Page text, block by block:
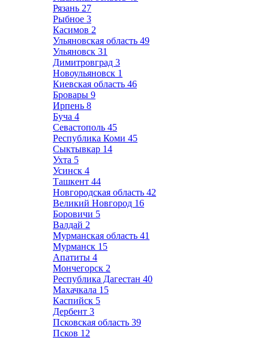
Рязань 27
Рыбное 3
Касимов 2
Ульяновская область 49
Ульяновск 31
Димитровград 3
Новоульяновск 1
Киевская область 46
Бровары 9
Ирпень 8
Буча 4
Севастополь 45
Республика Коми 45
Сыктывкар 14
Ухта 5
Усинск 4
Ташкент 44
Новгородская область 42
Великий Новгород 16
Боровичи 5
Валдай 2
Мурманская область 41
Мурманск 15
Апатиты 4
Мончегорск 2
Республика Дагестан 40
Махачкала 15
Каспийск 5
Дербент 3
Псковская область 39
Псков 12